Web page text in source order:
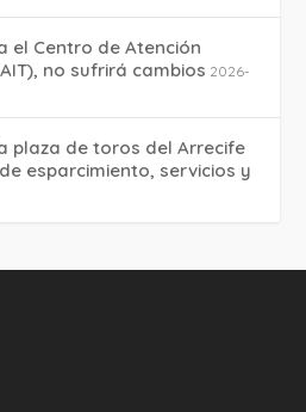
el Centro de Atención
no sufrirá cambios 2026-
plaza de toros del Arrecife
esparcimiento, servicios y